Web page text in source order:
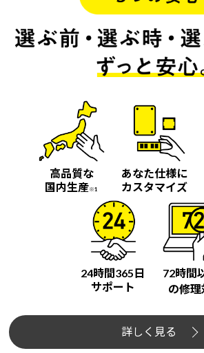
高品質な
国内生産※1
あなた仕様に
カスタマイズ
24時間365日
サポート
72時間
の修理
詳しく見る